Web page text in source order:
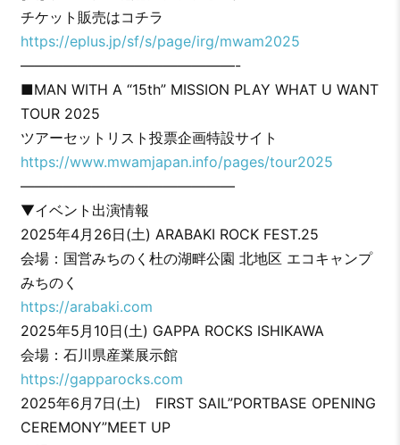
チケット販売はコチラ
https://eplus.jp/sf/s/page/irg/mwam2025
———————————————-
■MAN WITH A “15th” MISSION PLAY WHAT U WANT
TOUR 2025
ツアーセットリスト投票企画特設サイト
https://www.mwamjapan.info/pages/tour2025
———————————————
▼イベント出演情報
2025年4月26日(土) ARABAKI ROCK FEST.25
会場：国営みちのく杜の湖畔公園 北地区 エコキャンプ
みちのく
https://arabaki.com
2025年5月10日(土) GAPPA ROCKS ISHIKAWA
会場：石川県産業展示館
https://gapparocks.com
2025年6月7日(土) FIRST SAIL”PORTBASE OPENING
CEREMONY”MEET UP